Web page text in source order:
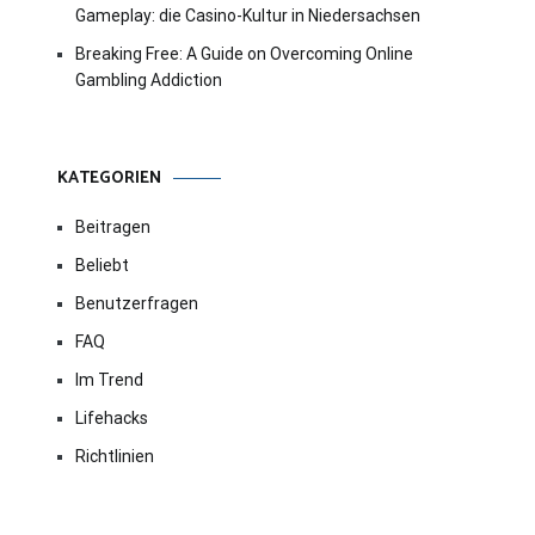
Gameplay: die Casino-Kultur in Niedersachsen
Breaking Free: A Guide on Overcoming Online
Gambling Addiction
KATEGORIEN
Beitragen
Beliebt
Benutzerfragen
FAQ
Im Trend
Lifehacks
Richtlinien